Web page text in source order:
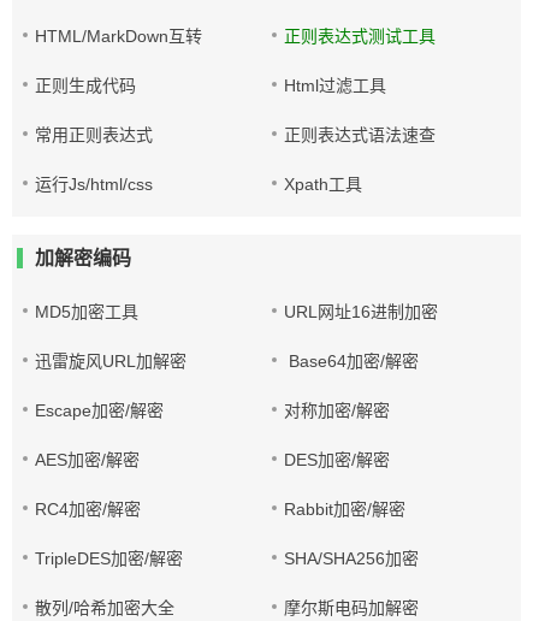
HTML/MarkDown互转 正则表达式测试工具
正则生成代码 Html过滤工具
常用正则表达式 正则表达式语法速查
运行Js/html/css Xpath工具
加解密编码
MD5加密工具 URL网址16进制加密
迅雷旋风URL加解密 Base64加密/解密
Escape加密/解密 对称加密/解密
AES加密/解密 DES加密/解密
RC4加密/解密 Rabbit加密/解密
TripleDES加密/解密 SHA/SHA256加密
散列/哈希加密大全 摩尔斯电码加解密